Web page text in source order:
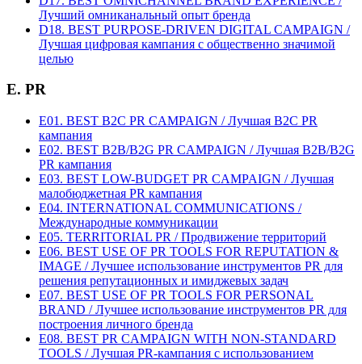
Лучший омниканальный опыт бренда
D18. BEST PURPOSE-DRIVEN DIGITAL CAMPAIGN /
Лучшая цифровая кампания с общественно значимой
целью
E. PR
E01. BEST B2C PR CAMPAIGN / Лучшая B2C PR
кампания
E02. BEST B2B/B2G PR CAMPAIGN / Лучшая B2B/B2G
PR кампания
E03. BEST LOW-BUDGET PR CAMPAIGN / Лучшая
малобюджетная PR кампания
E04. INTERNATIONAL COMMUNICATIONS /
Международные коммуникации
E05. TERRITORIAL PR / Продвижение территорий
E06. BEST USE OF PR TOOLS FOR REPUTATION &
IMAGE / Лучшее использование инструментов PR для
решения репутационных и имиджевых задач
E07. BEST USE OF PR TOOLS FOR PERSONAL
BRAND / Лучшее использование инструментов PR для
построения личного бренда
E08. BEST PR CAMPAIGN WITH NON-STANDARD
TOOLS / Лучшая PR-кампания с использованием